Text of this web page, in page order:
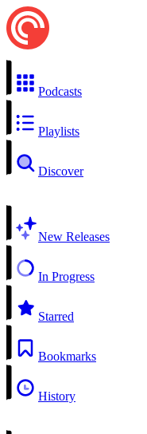
Podcasts
Playlists
Discover
New Releases
In Progress
Starred
Bookmarks
History